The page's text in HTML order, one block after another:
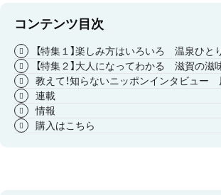
コンテンツ目次
【特集１】楽しみ方はいろいろ 温泉ひと
【特集２】大人になってわかる 滋賀の滋
教えて！知らないニッポンインタビュー
連載
情報
購入はこちら